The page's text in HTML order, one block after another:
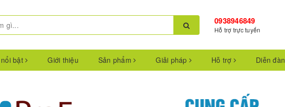
0938946849
Hỗ trợ trực tuyến
bật Giới thiệu Sản phẩm Giải pháp Hỗ trợ Diễn đàn